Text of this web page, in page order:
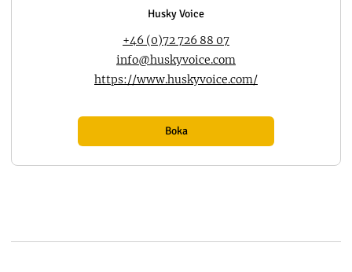
Husky Voice
+46 (0)72 726 88 07
info@huskyvoice.com
https://www.huskyvoice.com/
Boka